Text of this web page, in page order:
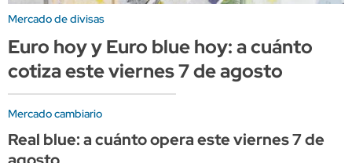
Mercado de divisas
Euro hoy y Euro blue hoy: a cuánto
cotiza este viernes 7 de agosto
Mercado cambiario
Real blue: a cuánto opera este viernes 7 de